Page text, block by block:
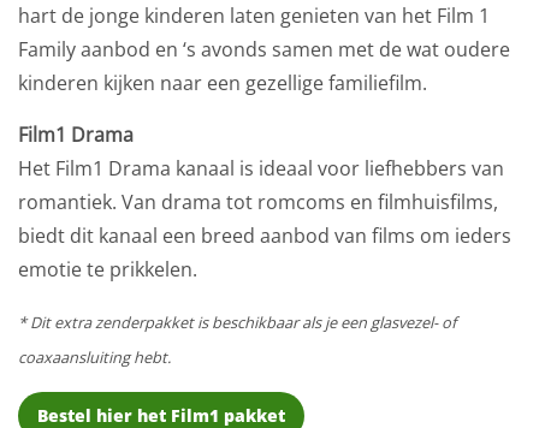
hart de jonge kinderen laten genieten van het Film 1
Family aanbod en ‘s avonds samen met de wat oudere
kinderen kijken naar een gezellige familiefilm.
Film1 Drama
Het Film1 Drama kanaal is ideaal voor liefhebbers van
romantiek. Van drama tot romcoms en filmhuisfilms,
biedt dit kanaal een breed aanbod van films om ieders
emotie te prikkelen.
* Dit extra zenderpakket is beschikbaar als je een glasvezel- of
coaxaansluiting hebt.
Bestel hier het Film1 pakket